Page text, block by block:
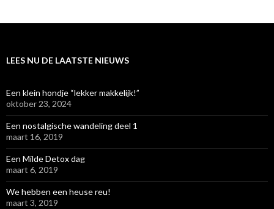
LEES NU DE LAATSTE NIEUWS
Een klein hondje “lekker makkelijk!”
oktober 23, 2024
Een nostalgische wandeling deel 1
maart 16, 2019
Een Milde Detox dag
maart 6, 2019
We hebben een heuse reu!
maart 3, 2019